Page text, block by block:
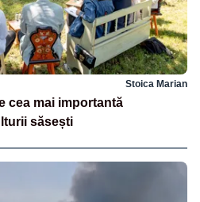
Stoica Marian
cea mai importantă
săsești